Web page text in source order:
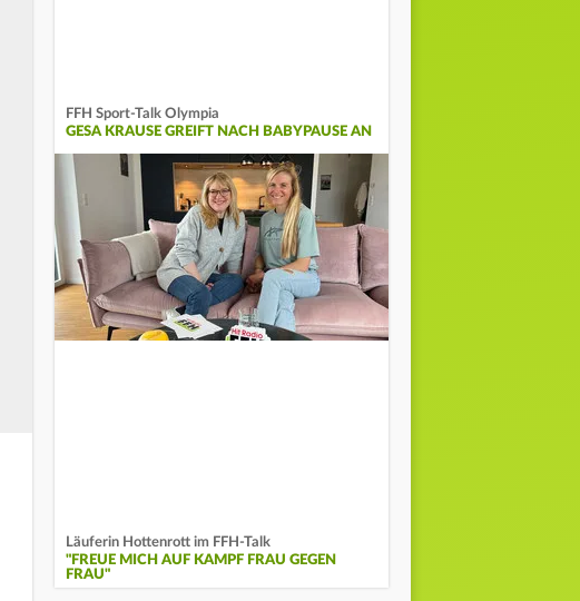
FFH Sport-Talk Olympia
GESA KRAUSE GREIFT NACH BABYPAUSE AN
Läuferin Hottenrott im FFH-Talk
"FREUE MICH AUF KAMPF FRAU GEGEN
FRAU"